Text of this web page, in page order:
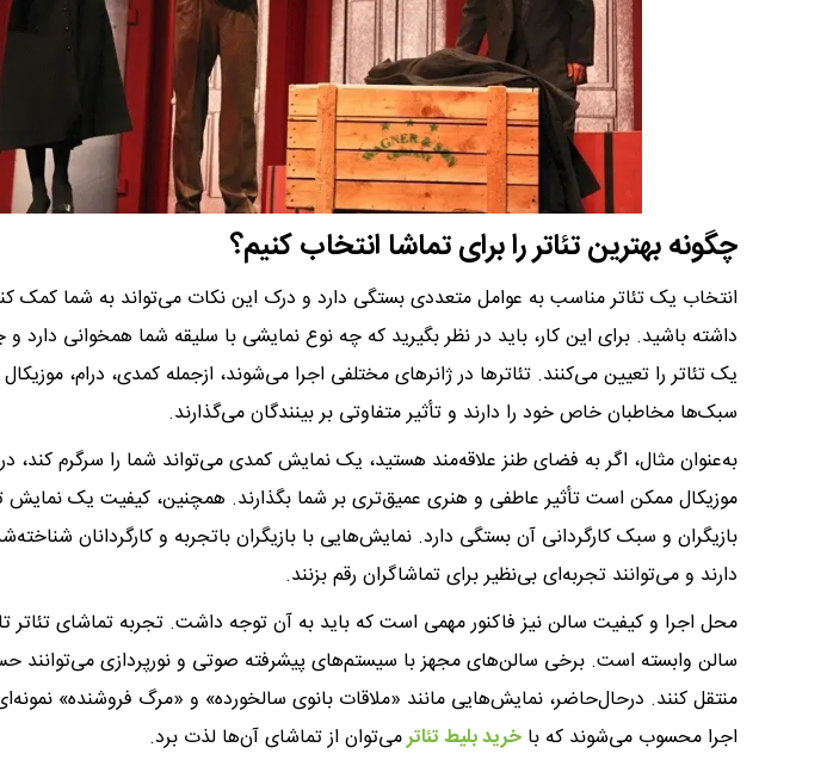
چگونه بهترین تئاتر را برای تماشا انتخاب کنیم؟
انتخاب یک تئاتر مناسب به عوامل متعددی بستگی دارد و درک این نکات می‌تواند به شما کمک
داشته باشید. برای این کار، باید در نظر بگیرید که چه نوع نمایشی با سلیقه شما همخوانی دارد
یک تئاتر را تعیین می‌کنند. تئاترها در ژانرهای مختلفی اجرا می‌شوند، ازجمله کمدی، درام،
سبک‌ها مخاطبان خاص خود را دارند و تأثیر متفاوتی بر بینندگان می‌گذارند.
به‌عنوان مثال، اگر به فضای طنز علاقه‌مند هستید، یک نمایش کمدی می‌تواند شما را سرگرم کند،
موزیکال ممکن است تأثیر عاطفی و هنری عمیق‌تری بر شما بگذارند. همچنین، کیفیت یک نمایش
بازیگران و سبک کارگردانی آن بستگی دارد. نمایش‌هایی با بازیگران باتجربه و کارگردانان
دارند و می‌توانند تجربه‌ای بی‌نظیر برای تماشاگران رقم بزنند.
محل اجرا و کیفیت سالن نیز فاکنور مهمی است که باید به آن توجه داشت. تجربه تماشای تئاتر
سالن وابسته است. برخی سالن‌های مجهز با سیستم‌های پیشرفته صوتی و نورپردازی می‌توانند
منتقل کنند. درحال‌حاضر، نمایش‌هایی مانند «ملاقات بانوی سالخورده» و «مرگ فروشنده»
اجرا محسوب می‌شوند که با خرید بلیط تئاترمی‌توان از تماشای آن‌ها لذت برد.